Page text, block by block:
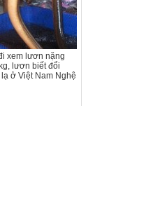
xem lươn nặng
lươn biết đổi
ở Việt Nam Nghệ